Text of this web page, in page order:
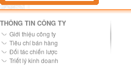
THÔNG TIN CÔNG TY
Giới thiệu công ty
Tiêu chí bán hàng
Đối tác chiến lược
Triết lý kinh doanh